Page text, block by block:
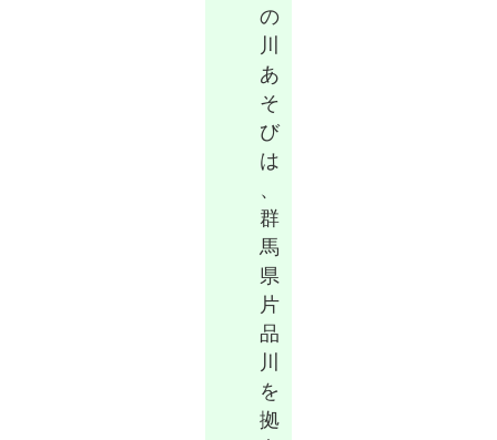
の
川
あ
そ
び
は
、
群
馬
県
片
品
川
を
拠